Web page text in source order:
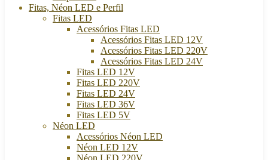
Fitas, Néon LED e Perfil
Fitas LED
Acessórios Fitas LED
Acessórios Fitas LED 12V
Acessórios Fitas LED 220V
Acessórios Fitas LED 24V
Fitas LED 12V
Fitas LED 220V
Fitas LED 24V
Fitas LED 36V
Fitas LED 5V
Néon LED
Acessórios Néon LED
Néon LED 12V
Néon LED 220V